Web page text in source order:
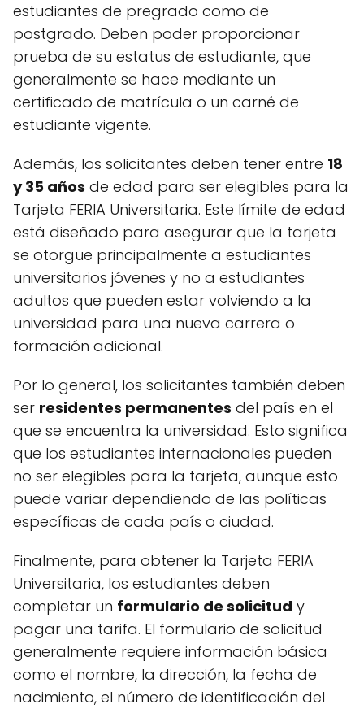
estudiantes de pregrado como de
postgrado. Deben poder proporcionar
prueba de su estatus de estudiante, que
generalmente se hace mediante un
certificado de matrícula o un carné de
estudiante vigente.
Además, los solicitantes deben tener entre 18
y 35 años de edad para ser elegibles para la
Tarjeta FERIA Universitaria. Este límite de edad
está diseñado para asegurar que la tarjeta
se otorgue principalmente a estudiantes
universitarios jóvenes y no a estudiantes
adultos que pueden estar volviendo a la
universidad para una nueva carrera o
formación adicional.
Por lo general, los solicitantes también deben
ser residentes permanentes del país en el
que se encuentra la universidad. Esto significa
que los estudiantes internacionales pueden
no ser elegibles para la tarjeta, aunque esto
puede variar dependiendo de las políticas
específicas de cada país o ciudad.
Finalmente, para obtener la Tarjeta FERIA
Universitaria, los estudiantes deben
completar un formulario de solicitud y
pagar una tarifa. El formulario de solicitud
generalmente requiere información básica
como el nombre, la dirección, la fecha de
nacimiento, el número de identificación del